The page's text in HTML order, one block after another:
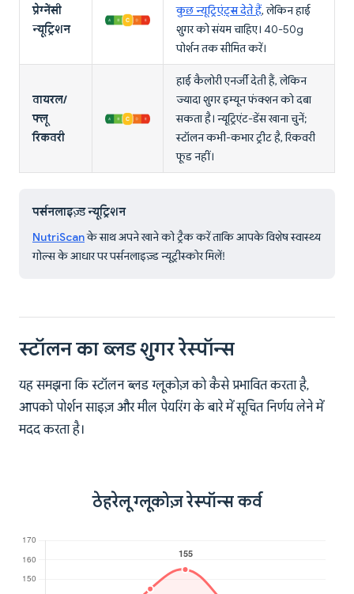
प्रेग्नेंसी
न्यूट्रिशन
कुछ न्यूट्रिएंट्स देते हैं, लेकिन हाई
शुगर को संयम चाहिए। 40-50g
पोर्शन तक सीमित करें।
वायरल/
फ्लू
रिकवरी
हाई कैलोरी एनर्जी देती हैं, लेकिन
ज्यादा शुगर इम्यून फंक्शन को दबा
सकता है। न्यूट्रिएंट-डेंस खाना चुनें;
स्टॉलन कभी-कभार ट्रीट है, रिकवरी
फूड नहीं।
पर्सनलाइज़्ड न्यूट्रिशन
NutriScanके साथ अपने खाने को ट्रैक करें ताकि आपके विशेष स्वास्थ्य
गोल्स के आधार पर पर्सनलाइज़्ड न्यूट्रीस्कोर मिलें!
स्टॉलन का ब्लड शुगर रेस्पॉन्स
यह समझना कि स्टॉलन ब्लड ग्लूकोज़ को कैसे प्रभावित करता है,
आपको पोर्शन साइज़ और मील पेयरिंग के बारे में सूचित निर्णय लेने में
मदद करता है।
ठेहरेलू ग्लूकोज़ रेस्पॉन्स कर्व